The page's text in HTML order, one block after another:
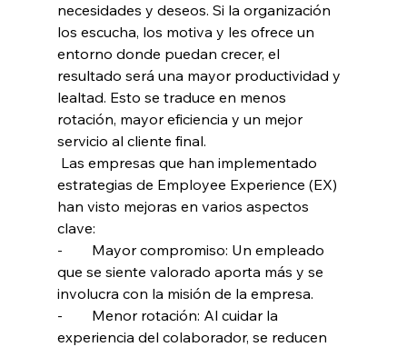
necesidades y deseos. Si la organización
los escucha, los motiva y les ofrece un
entorno donde puedan crecer, el
resultado será una mayor productividad y
lealtad. Esto se traduce en menos
rotación, mayor eficiencia y un mejor
servicio al cliente final.
Las empresas que han implementado
estrategias de Employee Experience (EX)
han visto mejoras en varios aspectos
clave:
-        Mayor compromiso: Un empleado
que se siente valorado aporta más y se
involucra con la misión de la empresa.
-        Menor rotación: Al cuidar la
experiencia del colaborador, se reducen